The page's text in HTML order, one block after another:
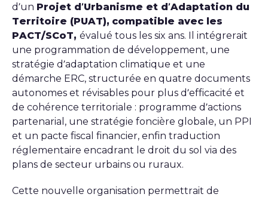
d’un Projet d’Urbanisme et d’Adaptation du
Territoire (PUAT), compatible avec les
PACT/SCoT, évalué tous les six ans. Il intégrerait
une programmation de développement, une
stratégie d’adaptation climatique et une
démarche ERC, structurée en quatre documents
autonomes et révisables pour plus d’efficacité et
de cohérence territoriale : programme d’actions
partenarial, une stratégie foncière globale, un PPI
et un pacte fiscal financier, enfin traduction
réglementaire encadrant le droit du sol via des
plans de secteur urbains ou ruraux.
Cette nouvelle organisation permettrait de